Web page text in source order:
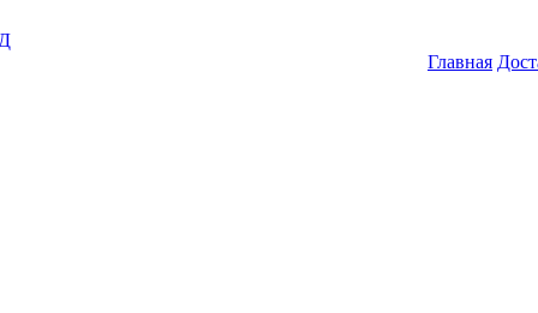
Главная